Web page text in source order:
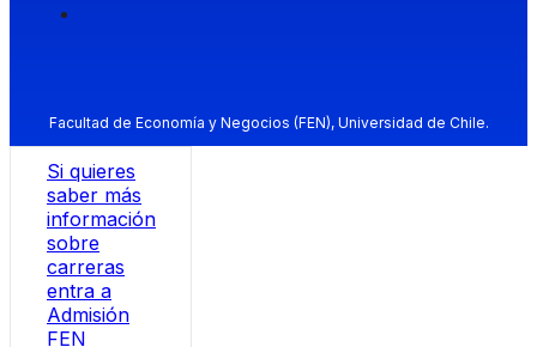
Facultad de Economía y Negocios (FEN), Universidad de Chile.
Si quieres
saber más
información
sobre
carreras
entra a
Admisión
FEN